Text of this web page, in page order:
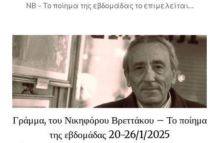
NB – Το ποίημα της εβδομάδας το επιμελείται…
Γράμμα, του Νικηφόρου Βρεττάκου – Το ποίημα
της εβδομάδας 20-26/1/2025